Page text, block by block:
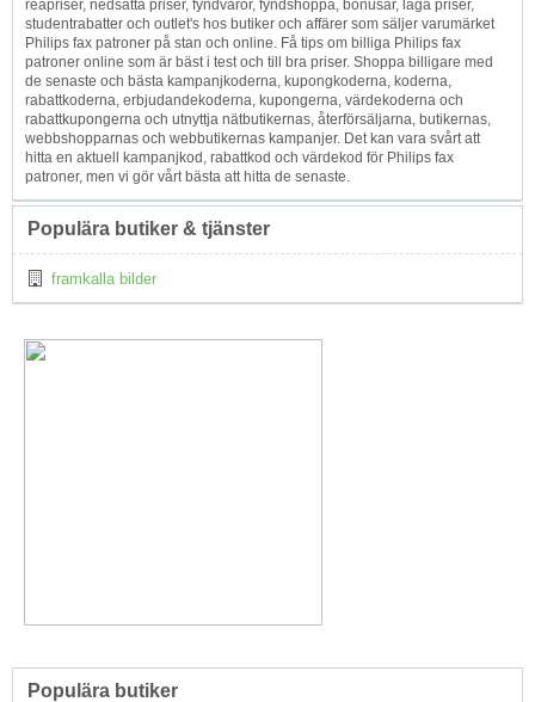
reapriser, nedsatta priser, fyndvaror, fyndshoppa, bonusar, låga priser,
studentrabatter och outlet's hos butiker och affärer som säljer varumärket
Philips fax patroner på stan och online. Få tips om billiga Philips fax
patroner online som är bäst i test och till bra priser. Shoppa billigare med
de senaste och bästa kampanjkoderna, kupongkoderna, koderna,
rabattkoderna, erbjudandekoderna, kupongerna, värdekoderna och
rabattkupongerna och utnyttja nätbutikernas, återförsäljarna, butikernas,
webbshopparnas och webbutikernas kampanjer. Det kan vara svårt att
hitta en aktuell kampanjkod, rabattkod och värdekod för Philips fax
patroner, men vi gör vårt bästa att hitta de senaste.
Populära butiker & tjänster
framkalla bilder
Populära butiker